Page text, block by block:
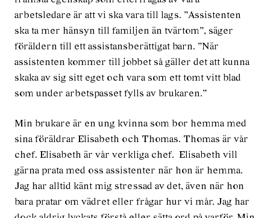
arbetsledare är att vi ska vara till lags. ”Assistenten
ska ta mer hänsyn till familjen än tvärtom”, säger
föräldern till ett assistansberättigat barn. ”När
assistenten kommer till jobbet så gäller det att kunna
skaka av sig sitt eget och vara som ett tomt vitt blad
som under arbetspasset fylls av brukaren.”
Min brukare är en ung kvinna som bor hemma med
sina föräldrar Elisabeth och Thomas. Thomas är vår
chef. Elisabeth är vår verkliga chef. Elisabeth vill
gärna prata med oss assistenter när hon är hemma.
Jag har alltid känt mig stressad av det, även när hon
bara pratar om vädret eller frågar hur vi mår. Jag har